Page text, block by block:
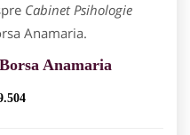
Cabinet Psihologie
Anamaria.
Anamaria